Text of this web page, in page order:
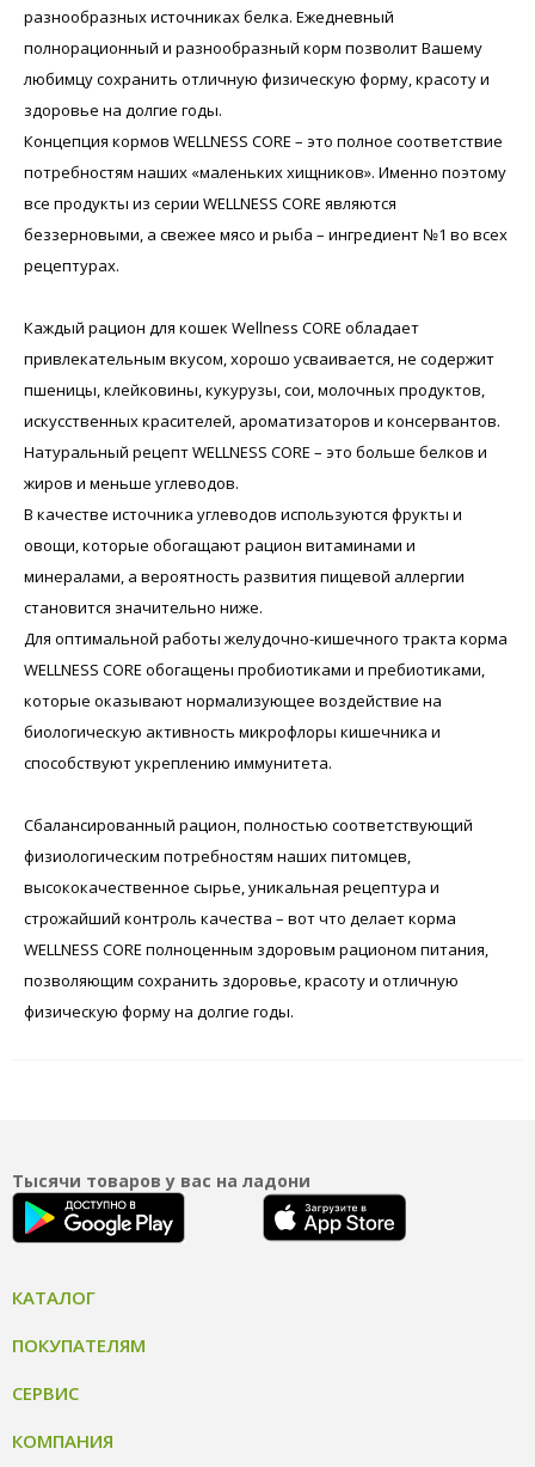
разнообразных источниках белка. Ежедневный
полнорационный и разнообразный корм позволит Вашему
любимцу сохранить отличную физическую форму, красоту и
здоровье на долгие годы.
Концепция кормов WELLNESS CORE – это полное соответствие
потребностям наших «маленьких хищников». Именно поэтому
все продукты из серии WELLNESS CORE являются
беззерновыми, а свежее мясо и рыба – ингредиент №1 во всех
рецептурах.
Каждый рацион для кошек Wellness CORE обладает
привлекательным вкусом, хорошо усваивается, не содержит
пшеницы, клейковины, кукурузы, сои, молочных продуктов,
искусственных красителей, ароматизаторов и консервантов.
Натуральный рецепт WELLNESS CORE – это больше белков и
жиров и меньше углеводов.
В качестве источника углеводов используются фрукты и
овощи, которые обогащают рацион витаминами и
минералами, а вероятность развития пищевой аллергии
становится значительно ниже.
Для оптимальной работы желудочно-кишечного тракта корма
WELLNESS CORE обогащены пробиотиками и пребиотиками,
которые оказывают нормализующее воздействие на
биологическую активность микрофлоры кишечника и
способствуют укреплению иммунитета.
Сбалансированный рацион, полностью соответствующий
физиологическим потребностям наших питомцев,
высококачественное сырье, уникальная рецептура и
строжайший контроль качества – вот что делает корма
WELLNESS CORE полноценным здоровым рационом питания,
позволяющим сохранить здоровье, красоту и отличную
физическую форму на долгие годы.
Тысячи товаров у вас на ладони
КАТАЛОГ
ПОКУПАТЕЛЯМ
СЕРВИС
КОМПАНИЯ